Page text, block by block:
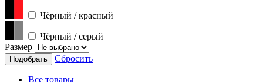
Чёрный / красный
Чёрный / серый
Размер
Подобрать Сбросить
Все товары